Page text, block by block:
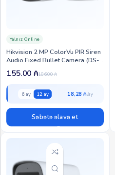
Hikvision 2 MP ColorVu PIR Siren
Audio Fixed Bullet Camera (DS-
2CE12DF3T-PIRXOS)
Yalnız Online
186.00₼
155.00 ₼
6 ay 12 ay 18,28 ₼
Səbətə əlavə et